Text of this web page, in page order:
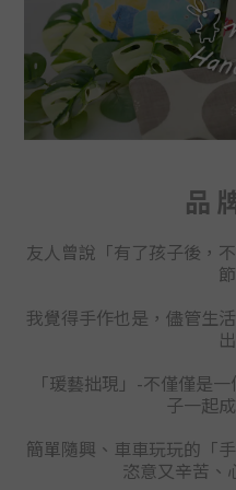
品
友人曾說「有了孩子後，
我覺得手作也是，儘管生
「瑗藝拙現」-不僅僅是
子一起
簡單隨興、車車玩玩的「手
恣意又辛苦、